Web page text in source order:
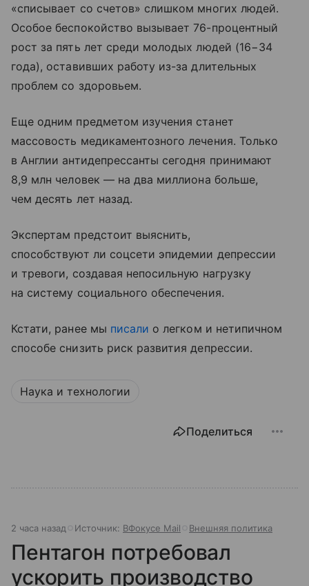
«списывает со счетов» слишком многих людей.
Особое беспокойство вызывает 76-процентный
рост за пять лет среди молодых людей (16−34
года), оставивших работу из-за длительных
проблем со здоровьем.
Еще одним предметом изучения станет
массовость медикаментозного лечения. Только
в Англии антидепрессанты сегодня принимают
8,9 млн человек — на два миллиона больше,
чем десять лет назад.
Экспертам предстоит выяснить,
способствуют ли соцсети эпидемии депрессии
и тревоги, создавая непосильную нагрузку
на систему социального обеспечения.
Кстати, ранее мы писали о легком и нетипичном
способе снизить риск развития депрессии.
Наука и технологии
Поделиться
2 часа назад Источник: ВФокусе Mail Внешняя политика
Пентагон потребовал
ускорить производство